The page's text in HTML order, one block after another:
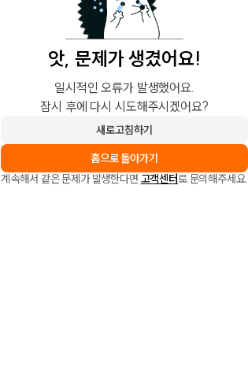
앗, 문제가 생겼어요!
일시적인 오류가 발생했어요.
잠시 후에 다시 시도해주시겠어요?
새로고침하기
홈으로 돌아가기
계속해서 같은 문제가 발생한다면 고객센터로 문의해주세요.